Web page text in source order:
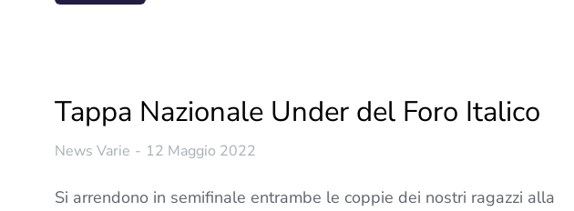
Tappa Nazionale Under del Foro Italico
News Varie 12 Maggio 2022
Si arrendono in semifinale entrambe le coppie dei nostri ragazzi alla